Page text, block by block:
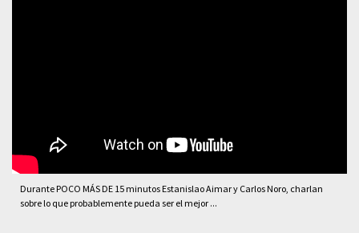
Durante POCO MÁS DE 15 minutos Estanislao Aimar y Carlos Noro, charlan
sobre lo que probablemente pueda ser el mejor ...